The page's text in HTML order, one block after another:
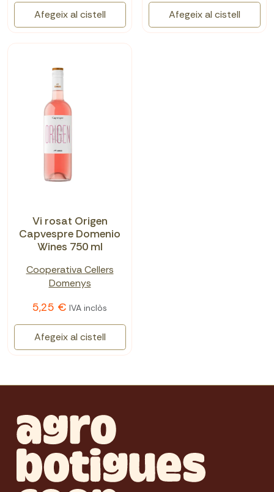
Afegeix al cistell Afegeix al cistell
Vi rosat Origen
Capvespre Domenio
Wines 750 ml
Cooperativa Cellers
Domenys
5,25 € IVA inclòs
Afegeix al cistell